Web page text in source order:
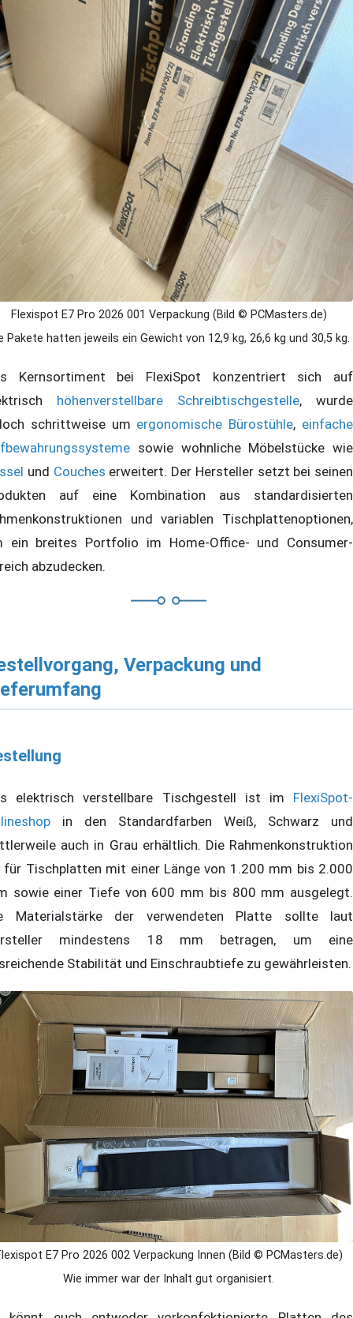
Flexispot E7 Pro 2026 001 Verpackung (Bild © PCMasters.de)
Pakete hatten jeweils ein Gewicht von 12,9 kg, 26,6 kg und 30,5 kg.
Kernsortiment bei FlexiSpot konzentriert sich auf
höhenverstellbare Schreibtischgestelle, wurde
schrittweise um ergonomische Bürostühle, einfache
sowie wohnliche Möbelstücke wie
und Couches erweitert. Der Hersteller setzt bei seinen
auf eine Kombination aus standardisierten
und variablen Tischplattenoptionen,
ein breites Portfolio im Home-Office- und Consumer-
abzudecken.
Verpackung und
elektrisch verstellbare Tischgestell ist im FlexiSpot-
in den Standardfarben Weiß, Schwarz und
auch in Grau erhältlich. Die Rahmenkonstruktion
Tischplatten mit einer Länge von 1.200 mm bis 2.000
sowie einer Tiefe von 600 mm bis 800 mm ausgelegt.
Materialstärke der verwendeten Platte sollte laut
mindestens 18 mm betragen, um eine
Stabilität und Einschraubtiefe zu gewährleisten.
E7 Pro 2026 002 Verpackung Innen (Bild © PCMasters.de)
Wie immer war der Inhalt gut organisiert.